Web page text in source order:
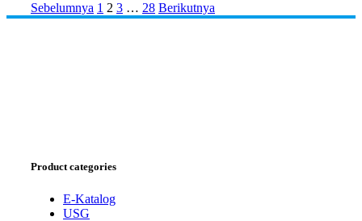
Sebelumnya 1 2 3 … 28 Berikutnya
Product categories
E-Katalog
USG